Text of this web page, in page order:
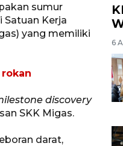
sumur
Kerja
yang memiliki
discovery
SKK Migas.
darat,
6